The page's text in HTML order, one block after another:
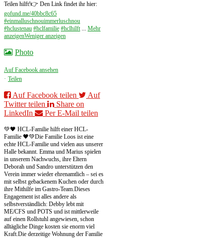
Teilen hilft!👉 Den Link findet ihr hier:
gofund.me/40bbc8c65
#einmalluschnouimmerluschnou
#hclustenau #hclfamilie #hclhilft ... Mehr
anzeigenWeniger anzeigen
Photo
Auf Facebook ansehen
· Teilen
Auf Facebook teilen
Auf
Twitter teilen
Share on
LinkedIn
Per E-Mail teilen
💚🖤 HCL-Familie hilft einer HCL-
Familie 🖤💚Die Familie Loos ist eine
echte HCL-Familie und vielen aus unserer
Halle bekannt. Emma und Marius spielen
in unserem Nachwuchs, ihre Eltern
Deborah und Sandro unterstützen den
Verein immer wieder ehrenamtlich – sei es
mit selbst gebackenem Kuchen oder durch
ihre Mithilfe im Gastro-Team.Dieses
Engagement ist alles andere als
selbstverständlich: Debby lebt mit
ME/CFS und POTS und ist mittlerweile
auf einen Rollstuhl angewiesen, schon
alltägliche Dinge kosten sie enorm viel
Kraft.Die derzeitige Wohnung der Familie